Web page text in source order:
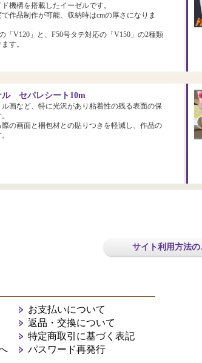
機構を搭載したイーゼルです。
作品制作が可能、収納時はcmの厚さになりま
「V120」と、F50号タテ対応の「V150」の2種類
す。
ル セパレシート10m
画など、特に光沢があり粘着性の残る表面の保
の画面と梱包材との貼りつきを軽減し、作品の
サイト利用方法
お支払いについて
返品・交換について
特定商取引に基づく表記
パスワード再発行